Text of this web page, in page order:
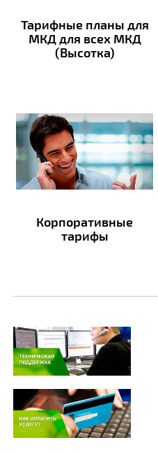
Тарифные планы для
МКД для всех МКД
(Высотка)
Корпоративные
тарифы